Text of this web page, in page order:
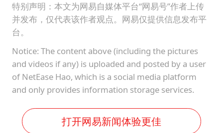
特别声明：本文为网易自媒体平台“网易号”作者上传
并发布，仅代表该作者观点。网易仅提供信息发布平
台。
Notice: The content above (including the pictures
and videos if any) is uploaded and posted by a user
of NetEase Hao, which is a social media platform
and only provides information storage services.
打开网易新闻体验更佳